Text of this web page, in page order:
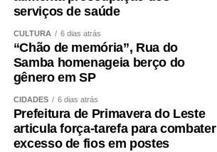
serviços de saúde
CULTURA 6 dias atrás
“Chão de memória”, Rua do
Samba homenageia berço do
gênero em SP
CIDADES 6 dias atrás
Prefeitura de Primavera do Leste
articula força-tarefa para combater
excesso de fios em postes